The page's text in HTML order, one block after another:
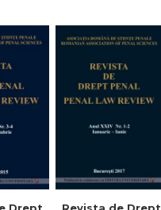
Drept
Revista de Drept